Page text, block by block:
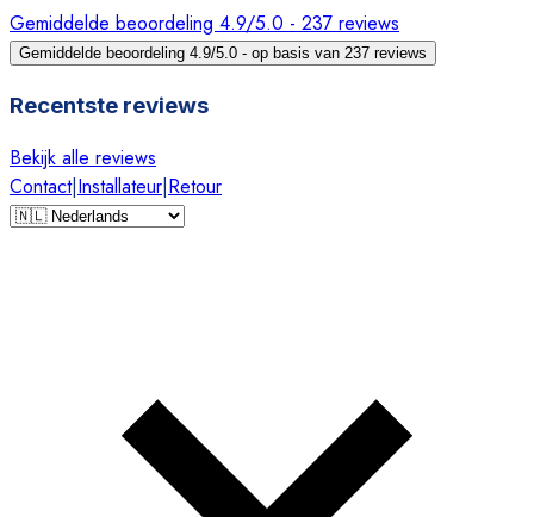
Gemiddelde beoordeling 4.9/5.0 - 237 reviews
Gemiddelde beoordeling 4.9/5.0 - op basis van 237 reviews
Recentste reviews
Bekijk alle reviews
Contact|Installateur|Retour